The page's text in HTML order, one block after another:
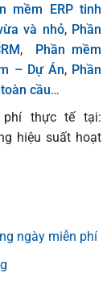
mềm ERP tinh
và nhỏ, Phần
, Phần mềm
– Dự Án, Phần
cầu…
thực tế tại:
hiệu suất hoạt
ngày miễn phí